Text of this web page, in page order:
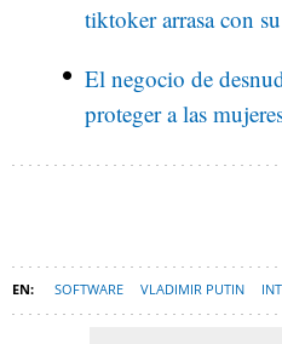
tiktoker arrasa con
El negocio de
proteger a las
SOFTWARE VLADIMIR PUTIN